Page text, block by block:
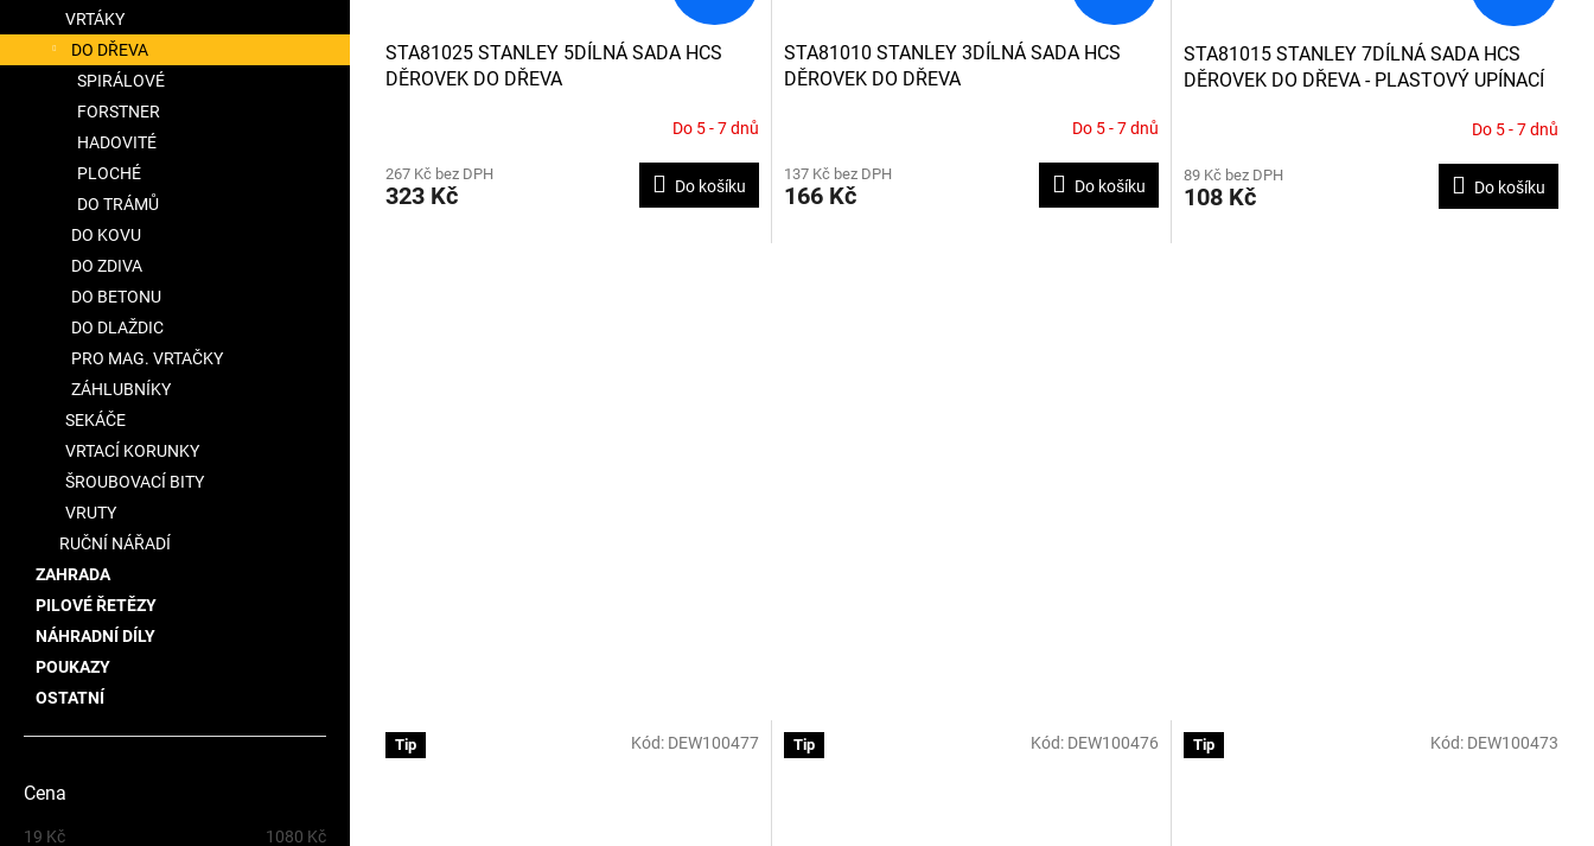
VRTÁKY
DO DŘEVA
SPIRÁLOVÉ
FORSTNER
HADOVITÉ
PLOCHÉ
DO TRÁMŮ
DO KOVU
DO ZDIVA
DO BETONU
DO DLAŽDIC
PRO MAG. VRTAČKY
ZÁHLUBNÍKY
SEKÁČE
VRTACÍ KORUNKY
ŠROUBOVACÍ BITY
VRUTY
RUČNÍ NÁŘADÍ
ZAHRADA
PILOVÉ ŘETĚZY
NÁHRADNÍ DÍLY
POUKAZY
OSTATNÍ
Cena
19 Kč 1080 Kč
STA81025 STANLEY 5DÍLNÁ SADA HCS
DĚROVEK DO DŘEVA
Do 5 - 7 dnů
267 Kč bez DPH
323 Kč Do košíku
STA81010 STANLEY 3DÍLNÁ SADA HCS
DĚROVEK DO DŘEVA
Do 5 - 7 dnů
137 Kč bez DPH
166 Kč Do košíku
STA81015 STANLEY 7DÍLNÁ SADA HCS
DĚROVEK DO DŘEVA - PLASTOVÝ UPÍNACÍ
Do 5 - 7 dnů
89 Kč bez DPH
108 Kč Do košíku
Tip Kód: DEW100477 Tip Kód: DEW100476 Tip Kód: DEW100473